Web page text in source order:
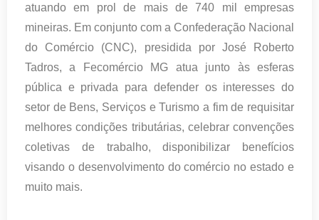
atuando em prol de mais de 740 mil empresas
mineiras. Em conjunto com a Confederação Nacional
do Comércio (CNC), presidida por José Roberto
Tadros, a Fecomércio MG atua junto às esferas
pública e privada para defender os interesses do
setor de Bens, Serviços e Turismo a fim de requisitar
melhores condições tributárias, celebrar convenções
coletivas de trabalho, disponibilizar benefícios
visando o desenvolvimento do comércio no estado e
muito mais.